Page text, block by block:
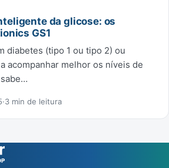
da glicose: os
GS1
diabetes (tipo 1 ou tipo 2) ou
acompanhar melhor os níveis de
·3 min de leitura